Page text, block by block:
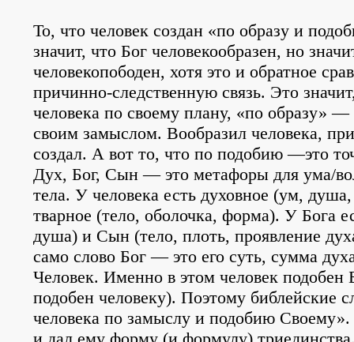
То, что человек создан «по образу и
значит, что Бог человекообразен, но
человекопободен, хотя это и обратное
причинно-следственную связь. Это
человека по своему плану, «по образу» —
своим замыслом. Вообразил человека,
создал. А вот то, что по подобию —это
Дух, Бог, Сын — это метафоры для ума/
тела. У человека есть духовное (ум,
тварное (тело, оболочка, форма). У Бога
душа) и Сын (тело, плоть, проявление
само слово Бог — это его суть, сумма
Человек. Именно в этом человек подобен
подобен человеку). Поэтому библейские
человека по замыслу и подобию